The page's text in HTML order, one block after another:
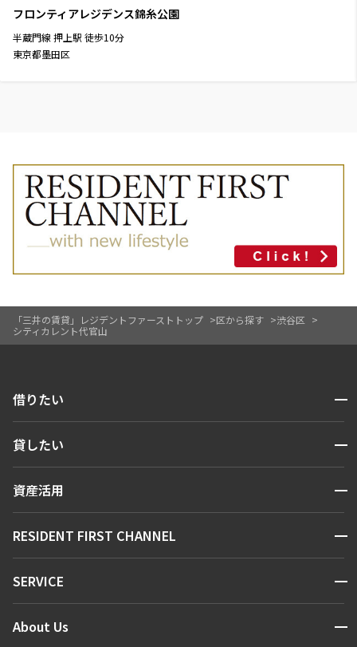
「三井の賃貸」レジデントファーストトップ 区から探す
渋谷区
シティカレント代官山
フロンティアレジデンス錦糸公園
半蔵門線 押上駅 徒歩10分
東京都墨田区
借りたい 開閉
人気エリアから探す
新着情報から探す
新着募集情報
貸したい 開閉
お問い合わせ
資産活用 開閉
お問い合わせ
RESIDENT FIRST CHANNEL 開閉
マンションレポート
住まいのコラム
SERVICE 開閉
会員ページ
About Us 開閉